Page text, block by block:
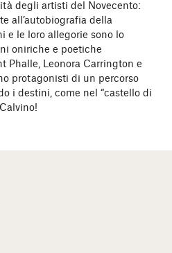
degli artisti del Novecento:
all’autobiografia della
e le loro allegorie sono lo
oniriche e poetiche
Phalle, Leonora Carrington e
protagonisti di un percorso
i destini, come nel “castello di